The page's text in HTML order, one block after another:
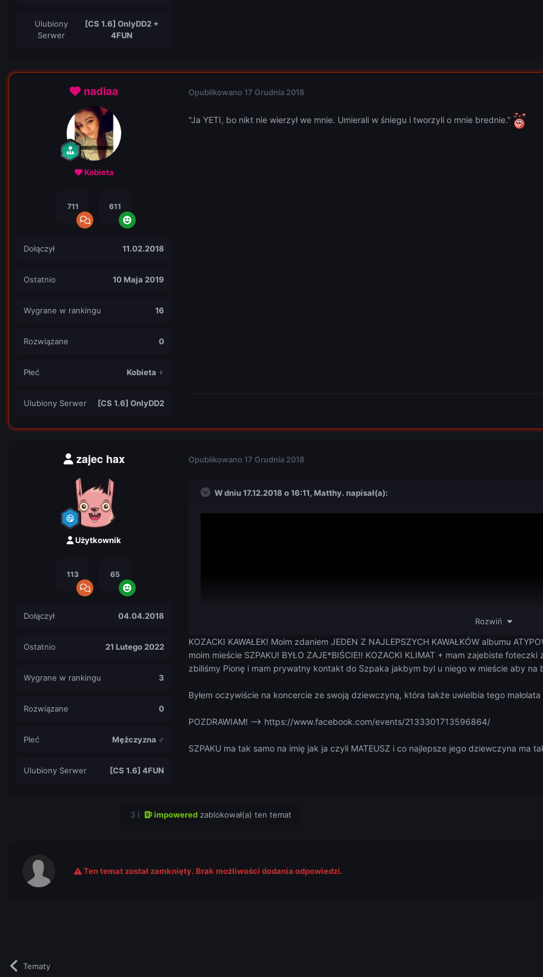
Ulubiony
Serwer
[CS 1.6] OnlyDD2 +
4FUN
nadiaa
Kobieta
711 611
Dołączył 11.02.2018
Ostatnio 10 Maja 2019
Wygrane w rankingu 16
Rozwiązane 0
Płeć Kobieta ♀
Ulubiony Serwer [CS 1.6] OnlyDD2
Opublikowano 17 Grudnia 2018
"Ja YETI, bo nikt nie wierzył we mnie. Umierali w śniegu i tworzyli o mnie brednie."
zajec hax
Użytkownik
113 65
Dołączył 04.04.2018
Ostatnio 21 Lutego 2022
Wygrane w rankingu 3
Rozwiązane 0
Płeć Mężczyzna ♂
Ulubiony Serwer [CS 1.6] 4FUN
Opublikowano 17 Grudnia 2018
W dniu 17.12.2018 o 16:11, Matthy. napisał(a):
Rozwiń
KOZACKI KAWAŁEK! Moim zdaniem JEDEN Z NAJLEPSZYCH KAWAŁKÓW albumu
moim mieście SZPAKU! BYŁO ZAJE*BIŚCIE!! KOZACKI KLIMAT + mam zajebiste
zbiliśmy Pionę i mam prywatny kontakt do Szpaka jakbym byl u niego w mieście aby na
Byłem oczywiście na koncercie ze swoją dziewczyną, która także uwielbia tego
POZDRAWIAM! --> https://www.facebook.com/events/2133301713596864/
SZPAKU ma tak samo na imię jak ja czyli MATEUSZ i co najlepsze jego dziewczyna ma
3 l impowered zablokował(a) ten temat
Ten temat został zamknięty. Brak możliwości dodania odpowiedzi.
Tematy